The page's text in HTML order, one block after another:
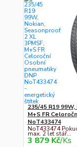
235/45 R19
M+S FR
NoT433474
NoT433474
max. 2 let stář...
3 879 Kč/Ks